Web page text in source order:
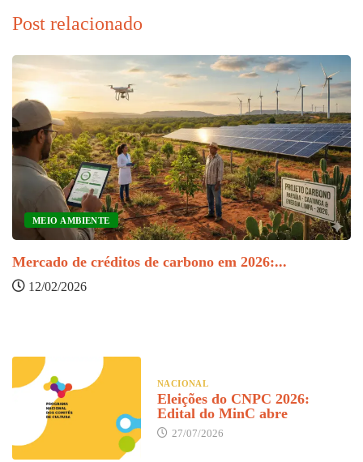
Post relacionado
MEIO AMBIENTE
Mercado de créditos de carbono em 2026:...
12/02/2026
NACIONAL
Eleições do CNPC 2026:
Edital do MinC abre
27/07/2026